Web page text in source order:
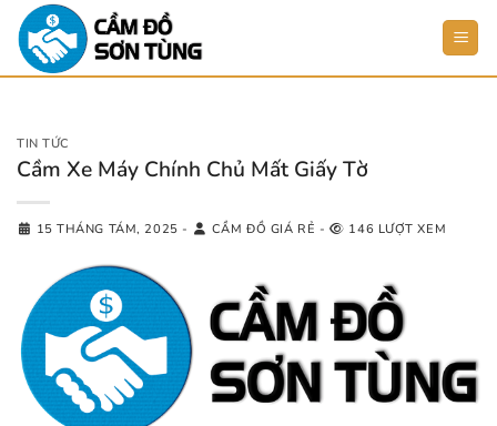
qua
TIN TỨC
Cầm Xe Máy Chính Chủ Mất Giấy Tờ
15 THÁNG TÁM, 2025 - CẦM ĐỒ GIÁ RẺ - 146 LƯỢT XEM